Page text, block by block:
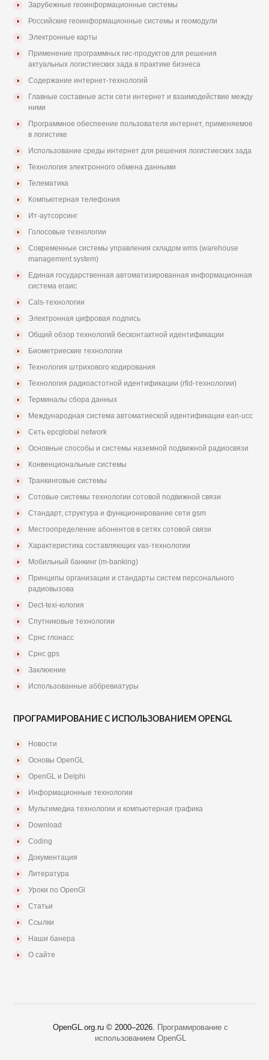
Зарубежные геоинформационные системы
Российские геоинформационные системы и геомодули
Электронные карты
Применение программных гис-продуктов для решения
актуальных логистиеских зада в практике бизнеса
Содержание интернет-технологий
Главные составные асти сети интернет и взаимодействие между
ними
Программное обеспеение пользователя интернет, применяемое
в логистике
Использование среды интернет для решения логистиеских зада
Технология электронного обмена данными
Телематика
Компьютерная телефония
Ит-аутсорсинг
Голосовые технологии
Современные системы управления складом wms (warehouse
management system)
Единая государственная автоматизированная информационная
система егаис
Cals-технологии
Электронная цифровая подпись
Общий обзор технологий бесконтактной идентификации
Биометриеские технологии
Технология штрихового кодирования
Технология радиоастотной идентификации (rfid-технологии)
Терминалы сбора данных
Международная система автоматиеской идентификации ean-ucc
Сеть epcglobal network
Основные способы и системы наземной подвижной радиосвязи
Конвенциональные системы
Транкинговые системы
Сотовые системы технологии сотовой подвижной связи
Стандарт, структура и функционирование сети gsm
Местоопределение абонентов в сетях сотовой связи
Характеристика составляющих vas-технологии
Мобильный банкинг (m-banking)
Принципы организации и стандарты систем персонального
радиовызова
Dect-texi-юлогия
Спутниковые технологии
Срнс глонасс
Срнс gps
Заклюение
Использованные аббревиатуры
ПРОГРАМИРОВАНИЕ С ИСПОЛЬЗОВАНИЕМ OPENGL
Новости
Основы OpenGL
OpenGL и Delphi
Информационные технологии
Мультимедиа технологии и компьютерная графика
Download
Coding
Документация
Литература
Уроки по OpenGl
Статьи
Ссылки
Наши банера
О сайте
OpenGL.org.ru © 2000–2026. Програмирование с
использованием OpenGL